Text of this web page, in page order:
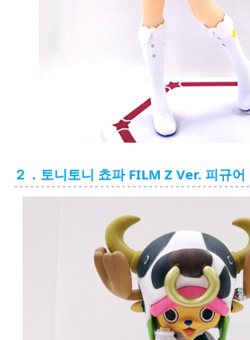
２．토니토니 쵸파 FILM Z Ver. 피규어